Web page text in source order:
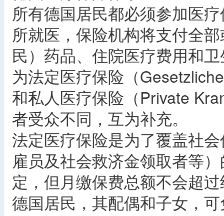
所有德国居民都必须参加医
所就医，保险机构将支付全
民）药品、住院医疗费用和
为法定医疗保险（
和私人医疗保险（Private
者受众不同，互为补充。
法定医疗保险是为了覆盖社
雇员及社会救济金领取者等
定，但月缴保费总额不会超
德国居民，其配偶和子女，